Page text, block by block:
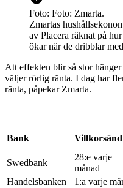
Foto: Foto: Zmarta.
Zmartas
av Placera räknat på
ökar när de dribblar
Att effekten blir så stor
väljer rörlig ränta. I dag har
ränta, påpekar Zmarta.
Bank
Swedbank
28:e varje
månad
Handelsbanken
1:a varje